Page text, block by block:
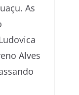
As
Alves